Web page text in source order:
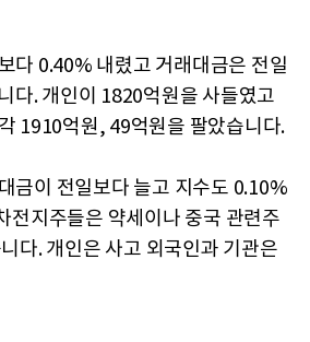
다 0.40% 내렸고 거래대금은 전일
다. 개인이 1820억원을 사들였고
1910억원, 49억원을 팔았습니다.
금이 전일보다 늘고 지수도 0.10%
전지주들은 약세이나 중국 관련주
다. 개인은 사고 외국인과 기관은